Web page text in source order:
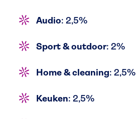
Audio: 2,5%
Sport & outdoor: 2%
Home & cleaning: 2,5%
Keuken: 2,5%